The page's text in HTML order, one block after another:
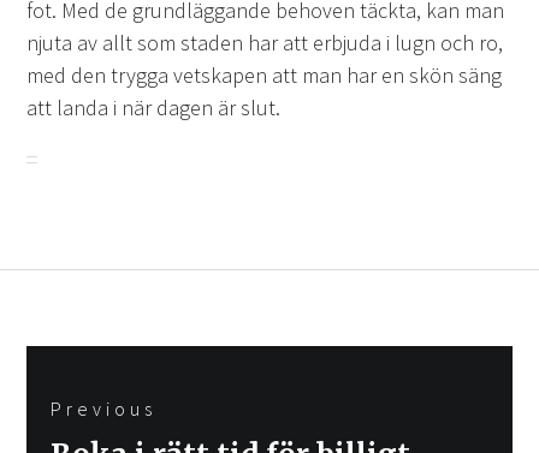
fot. Med de grundläggande behoven täckta, kan man
njuta av allt som staden har att erbjuda i lugn och ro,
med den trygga vetskapen att man har en skön säng
att landa i när dagen är slut.
Previous